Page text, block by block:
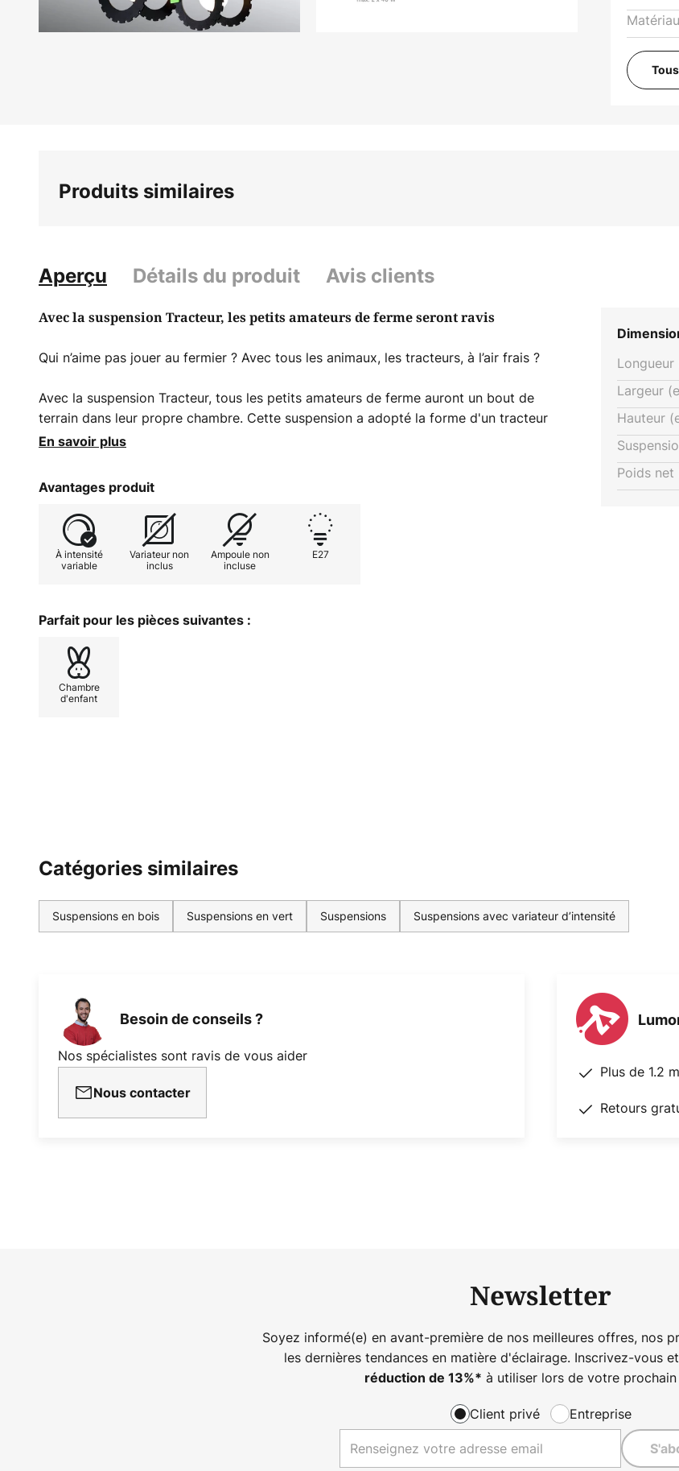
galleryProduits similaires
Aperçu Détails du produit Avis clients
Avec la suspension Tracteur, les petits amateurs de ferme seront ravis
Qui n’aime pas jouer au fermier ? Avec tous les animaux, les tracteurs, à l’air frais ?
Avec la suspension Tracteur, tous les petits amateurs de ferme auront un bout de
terrain dans leur propre chambre. Cette suspension a adopté la forme d'un tracteur
et elle est entièrement fabriquée en bois. C’est à l’avant et à l’arrière, au niveau des
chambre d’enfant. Toutefois, les ampoules E27 ne sont pas fournies et elles doivent
être commandées séparément.
En savoir plus
Avantages produit
À intensité
variable
Variateur non
inclus
Ampoule non
incluse
E27
Parfait pour les pièces suivantes :
Chambre
d'enfant
Longueur
Largeur
Hauteur
Poids net
Catégories similaires
Suspensions en bois Suspensions en vert Suspensions Suspensions avec variateur d’intensité
Besoin de conseils ?
Nos spécialistes sont ravis de vous aider
Nous contacter
Plus de 1.2
Retours
Newsletter
Soyez informé(e) en avant-première de nos meilleures offres, nos
les dernières tendances en matière d'éclairage. Inscrivez-vous
réduction de 13%* à utiliser lors de votre prochain
Client privé Entreprise